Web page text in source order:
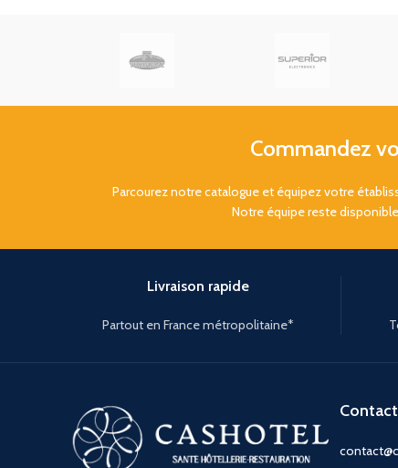
Commandez
Parcourez notre catalogue et équipez votre
Notre équipe reste
Livraison rapide
Partout en France métropolitaine*
Contact